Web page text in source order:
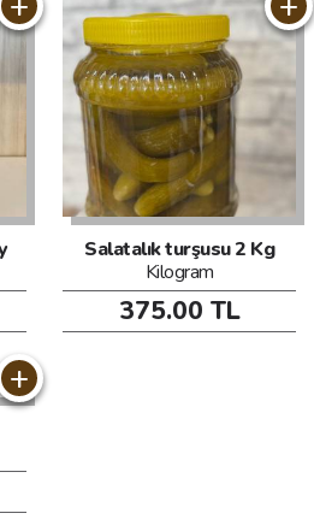
Salatalık turşusu 2 Kg
Kilogram
375.00 TL
+